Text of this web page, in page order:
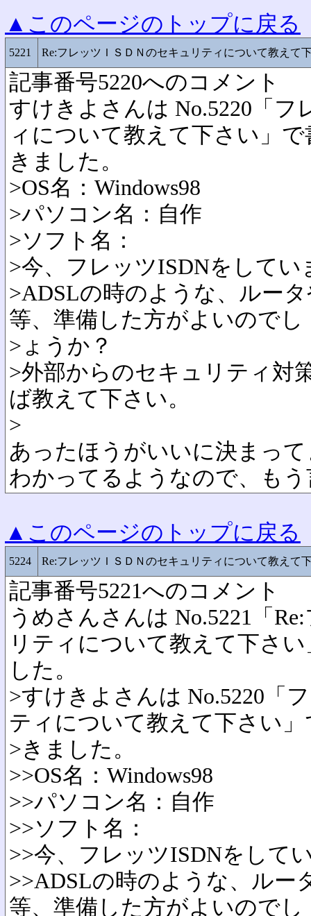
▲このページのトップに戻る
5221 Re:フレッツＩＳＤＮのセキュリティについて教えて
記事番号5220へのコメント
すけきよさんは No.5220「
ィについて教えて下さい」で
きました。
>OS名：Windows98
>パソコン名：自作
>ソフト名：
>今、フレッツISDNをしてい
>ADSLの時のような、ルー
等、準備した方がよいのでし
>ょうか？
>外部からのセキュリティ対
ば教えて下さい。
>
あったほうがいいに決まっ
わかってるようなので、も
▲このページのトップに戻る
5224 Re:フレッツＩＳＤＮのセキュリティについて教えて
記事番号5221へのコメント
うめさんさんは No.5221「
リティについて教えて下さ
した。
>すけきよさんは No.5220「
ティについて教えて下さい」
>きました。
>>OS名：Windows98
>>パソコン名：自作
>>ソフト名：
>>今、フレッツISDNをして
>>ADSLの時のような、ルー
等、準備した方がよいのでし